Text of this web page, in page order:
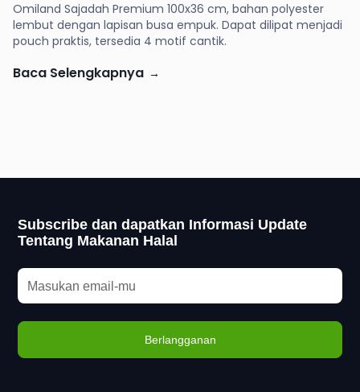
Omiland Sajadah Premium 100x36 cm, bahan polyester
lembut dengan lapisan busa empuk. Dapat dilipat menjadi
pouch praktis, tersedia 4 motif cantik.
Baca Selengkapnya →
Subscribe dan dapatkan Informasi Update
Tentang Makanan Halal